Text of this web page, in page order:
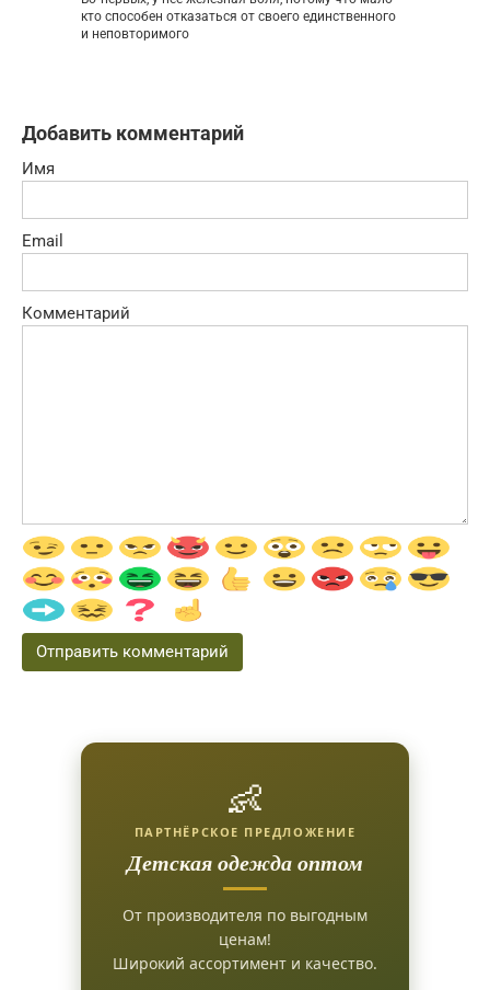
кто способен отказаться от своего единственного
и неповторимого
Добавить комментарий
Имя
Email
Комментарий
👶
ПАРТНЁРСКОЕ ПРЕДЛОЖЕНИЕ
Детская одежда оптом
От производителя по выгодным
ценам!
Широкий ассортимент и качество.